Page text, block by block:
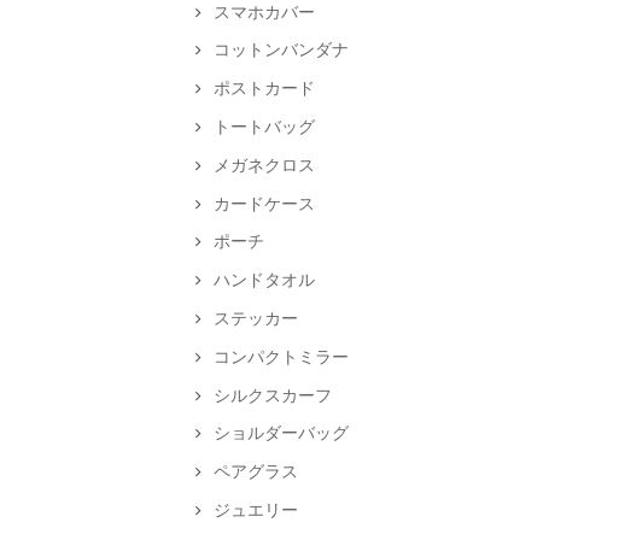
スマホカバー
コットンバンダナ
ポストカード
トートバッグ
メガネクロス
カードケース
ポーチ
ハンドタオル
ステッカー
コンパクトミラー
シルクスカーフ
ショルダーバッグ
ペアグラス
ジュエリー